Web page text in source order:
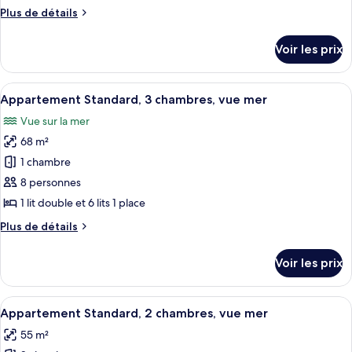
type
de
Appartement
Standard,
vue
mer
Plus de détails
Plus
le
type
de
chambre
Appartement
Standard,
vue
mer
Voir les prix
Afficher
toutes
les
photos
pour
ce
type
chambre :
3
chambres,
vue
mer
10
Appartement Standard, 3 chambres, vue mer
Vue sur la mer
68 m²
1 chambre
8 personnes
1 lit double et 6 lits 1 place
Plus de détails
Plus
le
type
de
chambre
Appartement
Voir les prix
Afficher
toutes
les
9
Appartement Standard, 2 chambres, vue mer
55 m²